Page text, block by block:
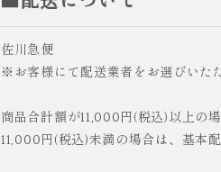
佐川急便
※お客様にて配送業者をお選びいた
商品合計額が11,000円(税込)以上の
11,000円(税込)未満の場合は、基本